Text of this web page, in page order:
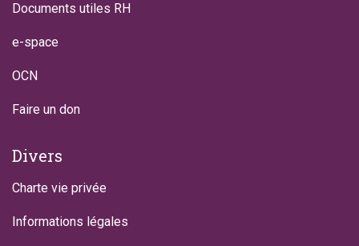
Documents utiles RH
e-space
OCN
Faire un don
Divers
Charte vie privée
Informations légales